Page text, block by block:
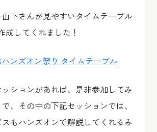
下さんが見やすいタイムテーブル
成してくれました！
ンズオン祭り タイムテーブル
ションがあれば、是非参加してみ
、その中の下記セッションでは、
もハンズオンで解説してくれるみ